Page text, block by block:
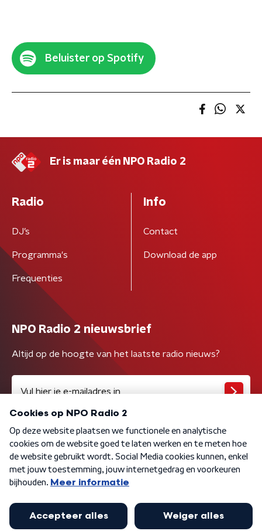
Beluister op Spotify
Er is maar één NPO Radio 2
Radio
DJ’s
Programma's
Frequenties
Info
Contact
Download de app
NPO Radio 2 nieuwsbrief
Altijd op de hoogte van het laatste radio nieuws?
Algemene voorwaarden